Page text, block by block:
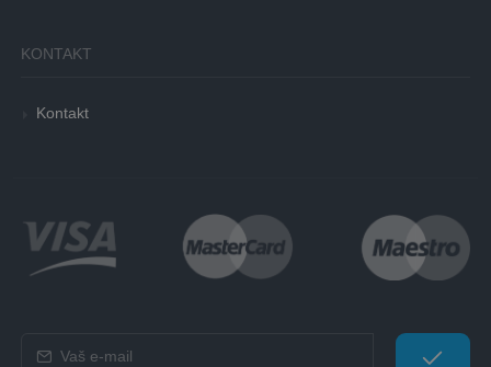
KONTAKT
Kontakt